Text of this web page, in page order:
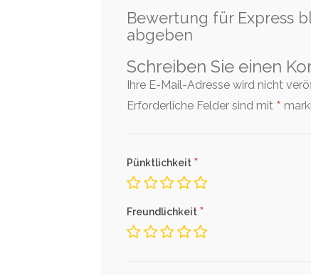
Bewertung für Express
abgeben
Schreiben Sie einen
Ihre E-Mail-Adresse wird nicht
Erforderliche Felder sind mit *
Pünktlichkeit *
Freundlichkeit *